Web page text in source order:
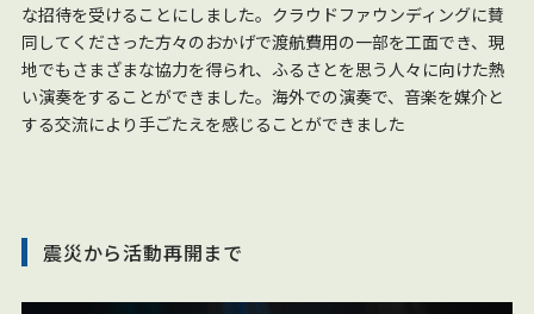
な招待を受けることにしました。クラウドファウンディングに賛
同してくださった方々のおかげで渡航費用の一部を工面でき、現
地でもさまざまな協力を得られ、ふるさとを思う人々に向けた熱
い演奏をすることができました。海外での演奏で、音楽を媒介と
する交流により手ごたえを感じることができました
震災から活動再開まで